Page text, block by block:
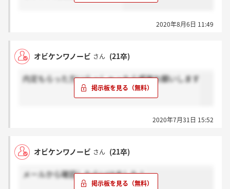
2020年8月6日 11:49
オビケンワノービ さん (21卒)
内定もらった方いらっしゃったら感謝お願いします
2020年7月31日 15:52
オビケンワノービ さん (21卒)
メールから確認したらいけました！